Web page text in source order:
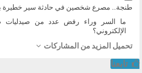
طنجة.. مصرع شخصين في حادثة سير خطيرة
ما السر وراء رفض عدد من صيدليات
الإلكتروني؟
تحميل المزيد من المشاركات
تابعنا